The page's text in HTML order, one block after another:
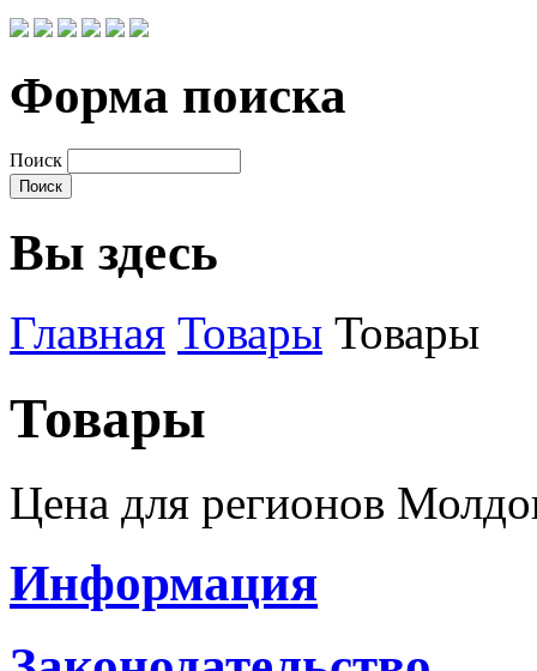
Форма поиска
Поиск
Вы здесь
Главная Товары Товары
Товары
Цена для регионов
Информация